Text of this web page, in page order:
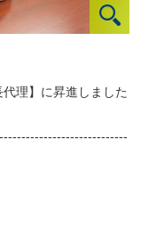
理】に昇進しました